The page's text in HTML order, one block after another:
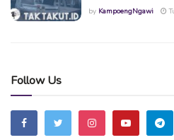
by KampoengNgawi
Follow Us